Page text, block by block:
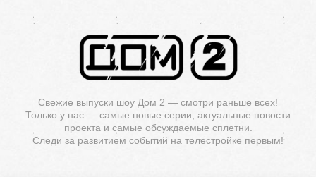
Свежие выпуски шоу Дом 2 — смотри раньше всех!
Только у нас — самые новые серии, актуальные новости
проекта и самые обсуждаемые сплетни.
Следи за развитием событий на телестройке первым!